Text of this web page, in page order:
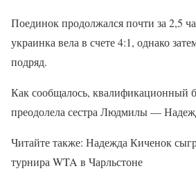
Поединок продолжался почти за 2,5
украинка вела в счете 4:1, однако
подряд.
Как сообщалось, квалификационный
преодолела сестра Людмилы —
Читайте также: Надежда Киченок
турнира WTA в Чарльстоне